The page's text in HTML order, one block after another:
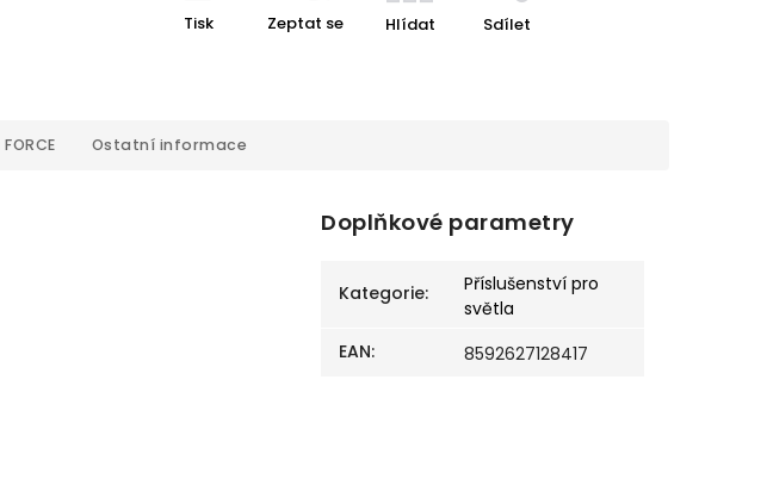
Tisk Zeptat se Hlídat Sdílet
FORCE Ostatní informace
Doplňkové parametry
Kategorie:
Příslušenství pro
světla
EAN: 8592627128417